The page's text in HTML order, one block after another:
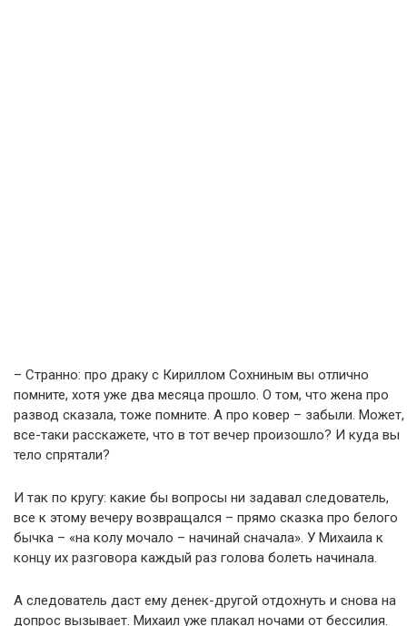
– Странно: про драку с Кириллом Сохниным вы отлично
помните, хотя уже два месяца прошло. О том, что жена про
развод сказала, тоже помните. А про ковер – забыли. Может,
все-таки расскажете, что в тот вечер произошло? И куда вы
тело спрятали?
И так по кругу: какие бы вопросы ни задавал следователь,
все к этому вечеру возвращался – прямо сказка про белого
бычка – «на колу мочало – начинай сначала». У Михаила к
концу их разговора каждый раз голова болеть начинала.
А следователь даст ему денек-другой отдохнуть и снова на
допрос вызывает. Михаил уже плакал ночами от бессилия.